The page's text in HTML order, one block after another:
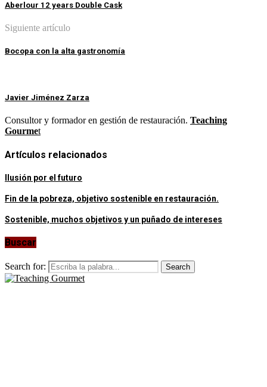
Aberlour 12 years Double Cask
Siguiente artículo
Bocopa con la alta gastronomía
Javier Jiménez Zarza
Consultor y formador en gestión de restauración. Teaching
Gourmet
Artículos relacionados
Ilusión por el futuro
Fin de la pobreza, objetivo sostenible en restauración.
Sostenible, muchos objetivos y un puñado de intereses
Buscar
Search for: Search